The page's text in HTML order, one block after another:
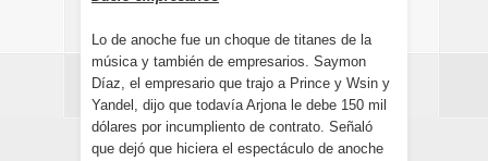
Lo de anoche fue un choque de titanes de la
música y también de empresarios. Saymon
Díaz, el empresario que trajo a Prince y Wsin y
Yandel, dijo que todavía Arjona le debe 150 mil
dólares por incumpliento de contrato. Señaló
que dejó que hiciera el espectáculo de anoche